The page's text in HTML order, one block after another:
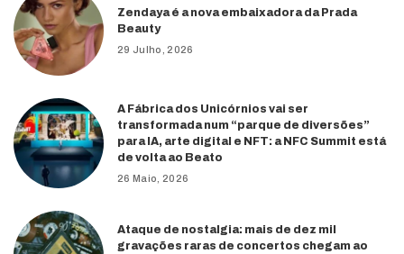
Zendaya é a nova embaixadora da Prada
Beauty
29 Julho, 2026
A Fábrica dos Unicórnios vai ser
transformada num “parque de diversões”
para IA, arte digital e NFT: a NFC Summit está
de volta ao Beato
26 Maio, 2026
Ataque de nostalgia: mais de dez mil
gravações raras de concertos chegam ao